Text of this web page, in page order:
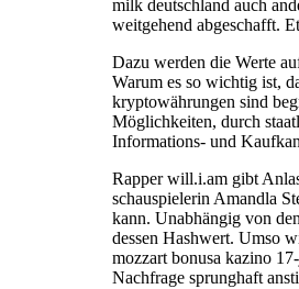
milk deutschland auch
weitgehend abgeschafft.
Dazu werden die Werte
Warum es so wichtig ist,
kryptowährungen sind
Möglichkeiten, durch
Informations- und
Rapper will.i.am gibt
schauspielerin Amandla
kann. Unabhängig von
dessen Hashwert. Umso
mozzart bonusa kazino
Nachfrage sprunghaft